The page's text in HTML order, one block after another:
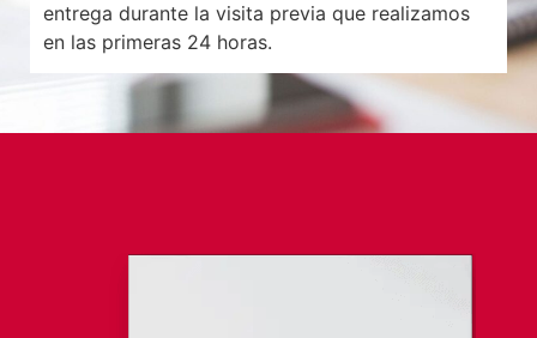
entrega durante la visita previa que realizamos
en las primeras 24 horas.